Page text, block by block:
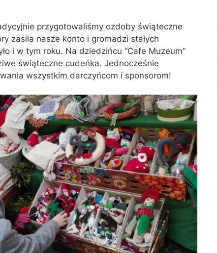
przygotowaliśmy ozdoby świąteczne
zasila nasze konto i gromadzi stałych
i w tym roku. Na dziedzińcu “Cafe Muzeum”
świąteczne cudeńka. Jednocześnie
wszystkim darczyńcom i sponsorom!